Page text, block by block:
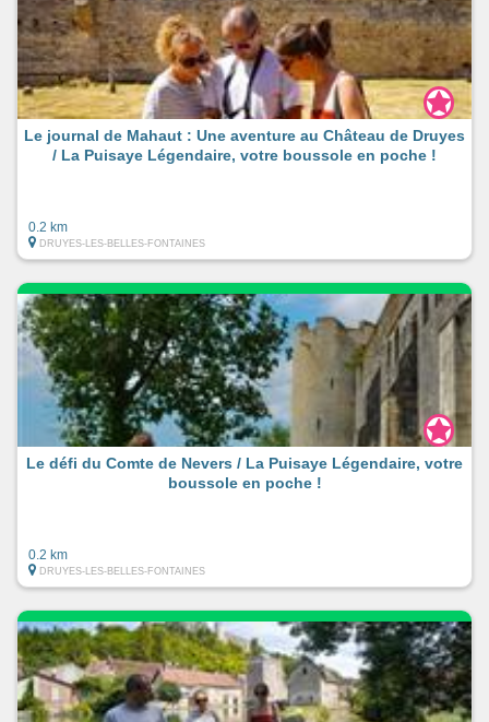
Le journal de Mahaut : Une aventure au Château de Druyes
/ La Puisaye Légendaire, votre boussole en poche !
0.2 km
DRUYES-LES-BELLES-FONTAINES
Le défi du Comte de Nevers / La Puisaye Légendaire, votre
boussole en poche !
0.2 km
DRUYES-LES-BELLES-FONTAINES